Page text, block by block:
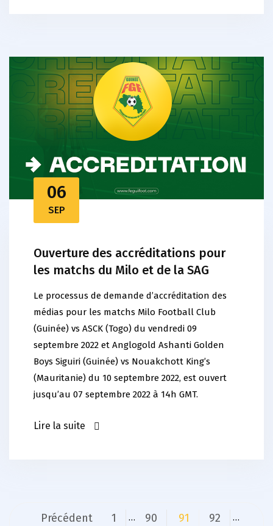
06
SEP
Ouverture des accréditations pour
les matchs du Milo et de la SAG
Le processus de demande d’accréditation des
médias pour les matchs Milo Football Club
(Guinée) vs ASCK (Togo) du vendredi 09
septembre 2022 et Anglogold Ashanti Golden
Boys Siguiri (Guinée) vs Nouakchott King’s
(Mauritanie) du 10 septembre 2022, est ouvert
jusqu’au 07 septembre 2022 à 14h GMT.
Lire la suite
Pagination
Précédent 1 … 90 91 92 …